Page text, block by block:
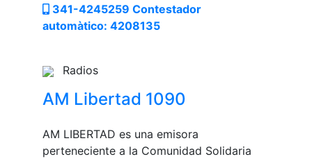
341-4245259 Contestador
automàtico: 4208135
Radios
AM Libertad 1090
AM LIBERTAD es una emisora
perteneciente a la Comunidad Solidaria